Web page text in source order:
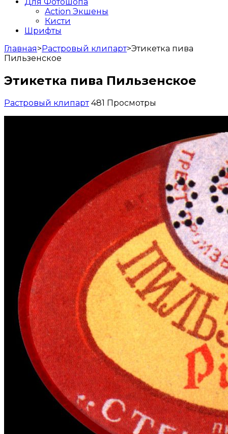
Action Экшены
Кисти
Шрифты
Главная>Растровый клипарт>Этикетка пива
Пильзенское
Этикетка пива Пильзенское
Растровый клипарт 481 Просмотры